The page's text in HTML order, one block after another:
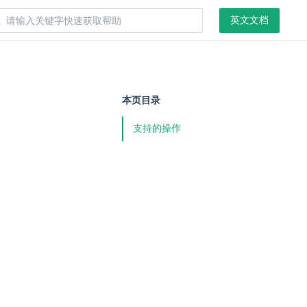
英文文档
本页目录
支持的操作